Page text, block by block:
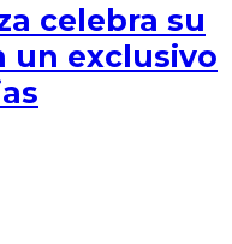
celebra su
un exclusivo